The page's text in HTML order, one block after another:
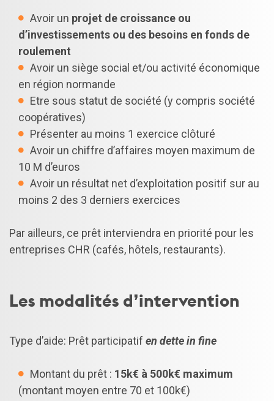
Avoir un projet de croissance ou
d’investissements ou des besoins en fonds de
roulement
Avoir un siège social et/ou activité économique
en région normande
Etre sous statut de société (y compris société
coopératives)
Présenter au moins 1 exercice clôturé
Avoir un chiffre d’affaires moyen maximum de
10 M d’euros
Avoir un résultat net d’exploitation positif sur au
moins 2 des 3 derniers exercices
Par ailleurs, ce prêt interviendra en priorité pour les
entreprises CHR (cafés, hôtels, restaurants).
Les modalités d’intervention
Type d’aide: Prêt participatif en dette in fine
Montant du prêt : 15k€ à 500k€ maximum
(montant moyen entre 70 et 100k€)